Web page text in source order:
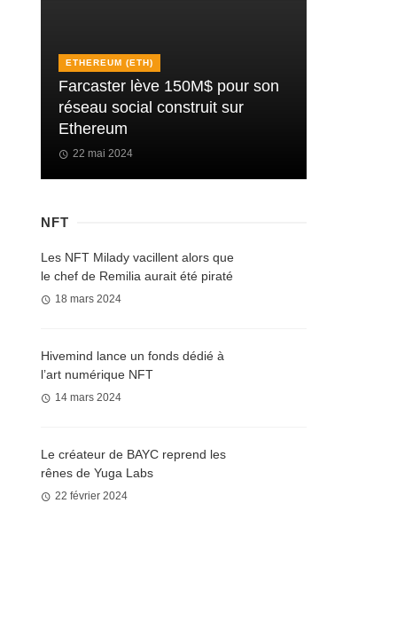
ETHEREUM (ETH)
Farcaster lève 150M$ pour son
réseau social construit sur
Ethereum
22 mai 2024
NFT
Les NFT Milady vacillent alors que
le chef de Remilia aurait été piraté
18 mars 2024
Hivemind lance un fonds dédié à
l’art numérique NFT
14 mars 2024
Le créateur de BAYC reprend les
rênes de Yuga Labs
22 février 2024